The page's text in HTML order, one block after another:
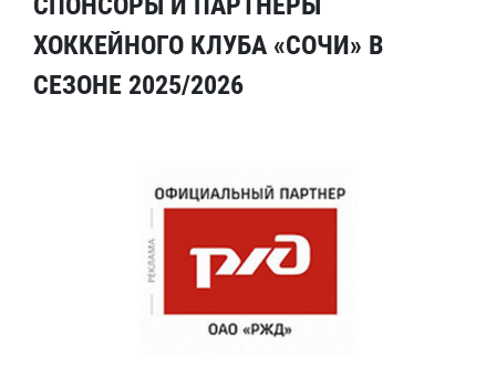
ХОККЕЙНОГО КЛУБА «СОЧИ» В
СЕЗОНЕ 2025/2026